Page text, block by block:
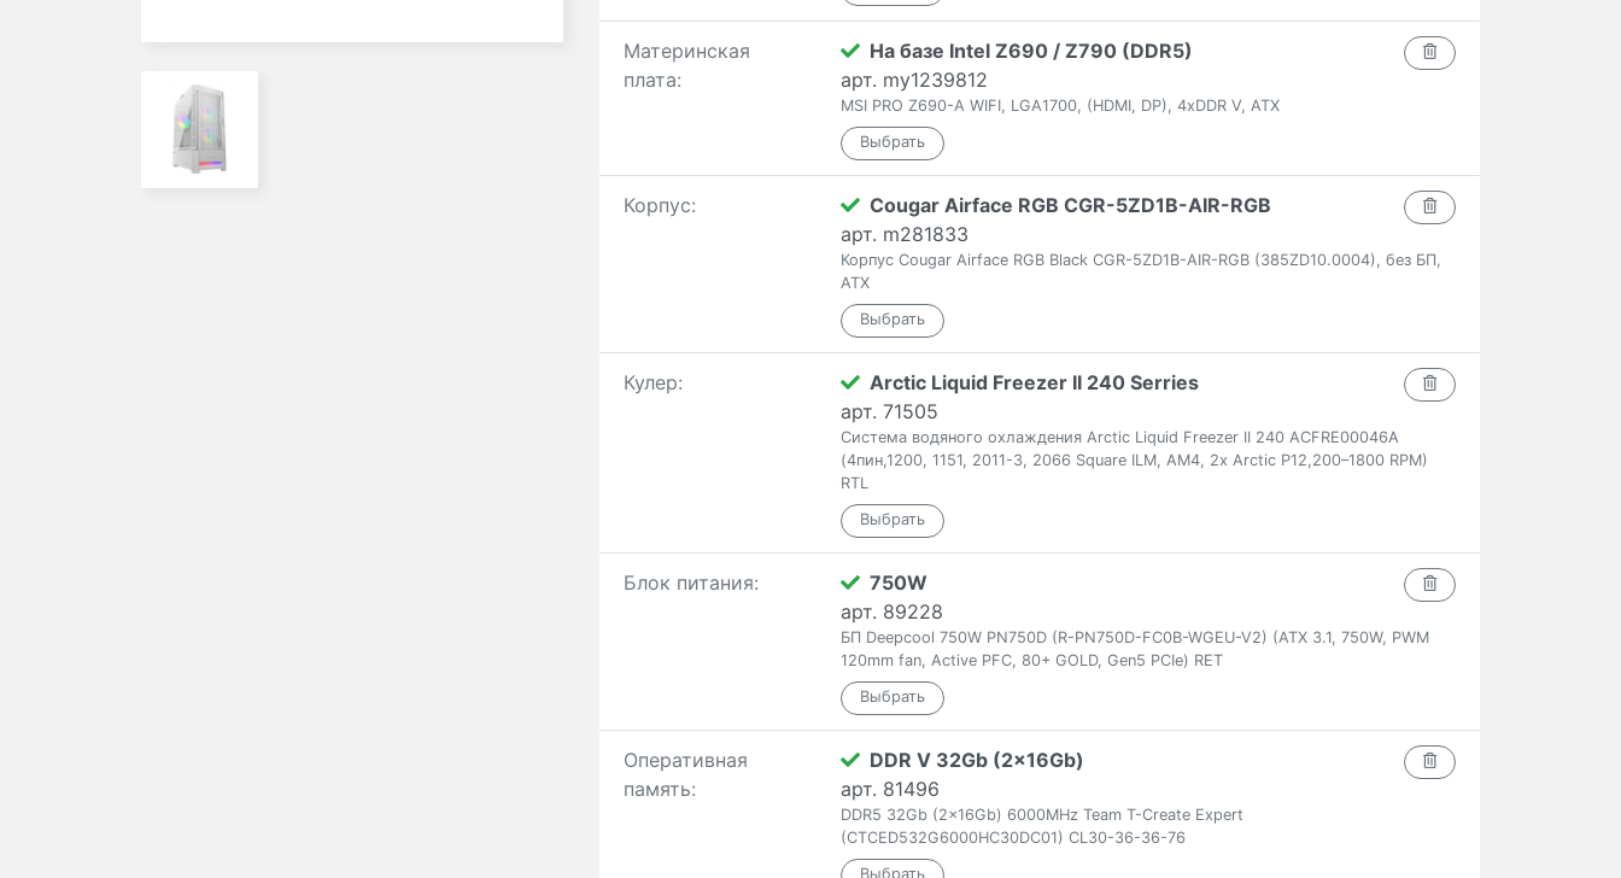
Материнская
плата:
На базе Intel Z690 / Z790 (DDR5)
арт. my1239812
MSI PRO Z690-A WIFI, LGA1700, (HDMI, DP), 4xDDR V, ATX
Корпус:
Cougar Airface RGB CGR-5ZD1B-AIR-RGB
арт. m281833
Корпус Cougar Airface RGB Black CGR-5ZD1B-AIR-RGB (385ZD10.0004), без БП,
ATX
Кулер:
Arctic Liquid Freezer II 240 Serries
арт. 71505
Система водяного охлаждения Arctic Liquid Freezer II 240 ACFRE00046A
(4пин,1200, 1151, 2011-3, 2066 Square ILM, AM4, 2x Arctic P12,200–1800 RPM)
RTL
Блок питания:
750W
арт. 89228
БП Deepcool 750W PN750D (R-PN750D-FC0B-WGEU-V2) (ATX 3.1, 750W, PWM
120mm fan, Active PFC, 80+ GOLD, Gen5 PCIe) RET
Оперативная
память:
DDR V 32Gb (2x16Gb)
арт. 81496
DDR5 32Gb (2x16Gb) 6000MHz Team T-Create Expert
(CTCED532G6000HC30DC01) CL30-36-36-76